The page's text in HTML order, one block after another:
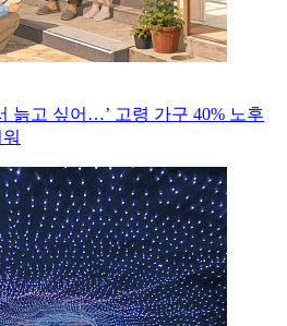
늙고 싶어…’ 고령 가구 40% 노후